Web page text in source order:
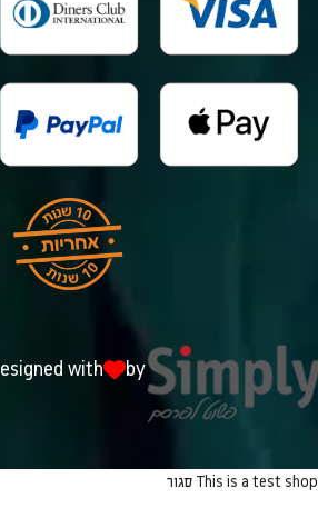
with by
This is a test shop סגור